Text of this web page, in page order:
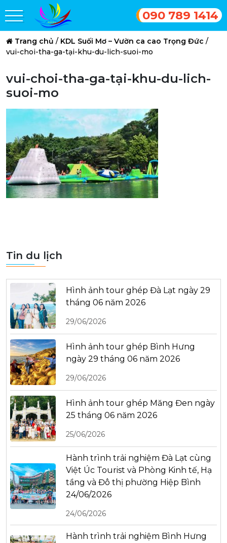
090 789 1414
Trang chủ / KDL Suối Mơ – Vườn ca cao Trọng Đức /
vui-choi-tha-ga-tại-khu-du-lich-suoi-mo
vui-choi-tha-ga-tại-khu-du-lich-
suoi-mo
Tin du lịch
Hình ảnh tour ghép Đà Lạt ngày 29
tháng 06 năm 2026
29/06/2026
Hình ảnh tour ghép Bình Hưng
ngày 29 tháng 06 năm 2026
29/06/2026
Hình ảnh tour ghép Măng Đen ngày
25 tháng 06 năm 2026
25/06/2026
Hành trình trải nghiệm Đà Lạt cùng
Việt Úc Tourist và Phòng Kinh tế, Hạ
tầng và Đô thị phường Hiệp Bình
24/06/2026
24/06/2026
Hành trình trải nghiệm Bình Hưng